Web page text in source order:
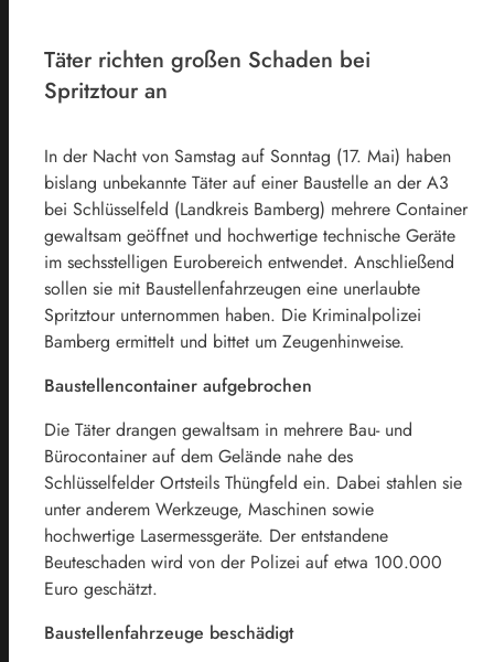
Täter richten großen Schaden bei
Spritztour an
In der Nacht von Samstag auf Sonntag (17. Mai) haben
bislang unbekannte Täter auf einer Baustelle an der A3
bei Schlüsselfeld (Landkreis Bamberg) mehrere Container
gewaltsam geöffnet und hochwertige technische Geräte
im sechsstelligen Eurobereich entwendet. Anschließend
sollen sie mit Baustellenfahrzeugen eine unerlaubte
Spritztour unternommen haben. Die Kriminalpolizei
Bamberg ermittelt und bittet um Zeugenhinweise.
Baustellencontainer aufgebrochen
Die Täter drangen gewaltsam in mehrere Bau- und
Bürocontainer auf dem Gelände nahe des
Schlüsselfelder Ortsteils Thüngfeld ein. Dabei stahlen sie
unter anderem Werkzeuge, Maschinen sowie
hochwertige Lasermessgeräte. Der entstandene
Beuteschaden wird von der Polizei auf etwa 100.000
Euro geschätzt.
Baustellenfahrzeuge beschädigt